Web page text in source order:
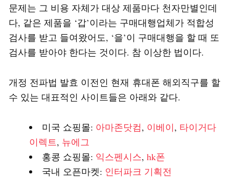
문제는 그 비용 자체가 대상 제품마다 천자만별인데
다, 같은 제품을 ‘갑’이라는 구매대행업체가 적합성
검사를 받고 들여왔어도, ‘을’이 구매대행을 할 때 또
검사를 받아야 한다는 것이다. 참 이상한 법이다.
개정 전파법 발효 이전인 현재 휴대폰 해외직구를 할
수 있는 대표적인 사이트들은 아래와 같다.
미국 쇼핑몰: 아마존닷컴, 이베이, 타이거다
이렉트, 뉴에그
홍콩 쇼핑몰: 익스펜시스, hk폰
국내 오픈마켓: 인터파크 기획전